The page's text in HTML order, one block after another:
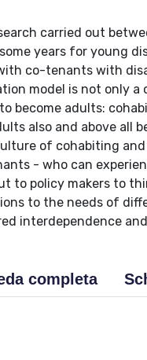
carried out
years for young
co-tenants with
model is not only
become adults:
also and above
of cohabiting
- who can
to policy makers to
to the needs of
interdependence
completa